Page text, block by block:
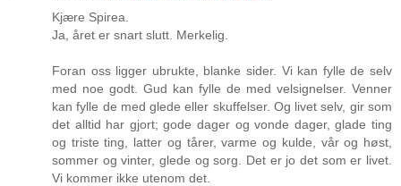
Kjære Spirea.
Ja, året er snart slutt. Merkelig.
Foran oss ligger ubrukte, blanke sider. Vi kan fylle de selv
med noe godt. Gud kan fylle de med velsignelser. Venner
kan fylle de med glede eller skuffelser. Og livet selv, gir som
det alltid har gjort; gode dager og vonde dager, glade ting
og triste ting, latter og tårer, varme og kulde, vår og høst,
sommer og vinter, glede og sorg. Det er jo det som er livet.
Vi kommer ikke utenom det.